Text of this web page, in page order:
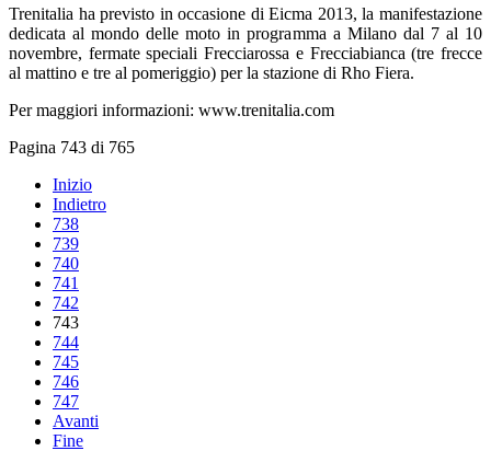
Trenitalia ha previsto in occasione di Eicma 2013, la manifestazione
dedicata al mondo delle moto in programma a Milano dal 7 al 10
novembre, fermate speciali Frecciarossa e Frecciabianca (tre frecce
al mattino e tre al pomeriggio) per la stazione di Rho Fiera.
Per maggiori informazioni: www.trenitalia.com
Pagina 743 di 765
Inizio
Indietro
738
739
740
741
742
743
744
745
746
747
Avanti
Fine